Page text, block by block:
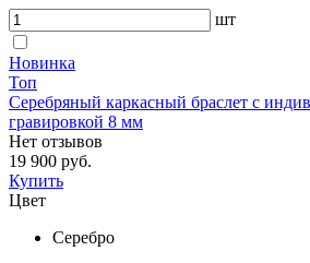
шт
Новинка
Топ
Серебряный каркасный браслет с
гравировкой 8 мм
Нет отзывов
19 900 руб.
Купить
Цвет
Серебро